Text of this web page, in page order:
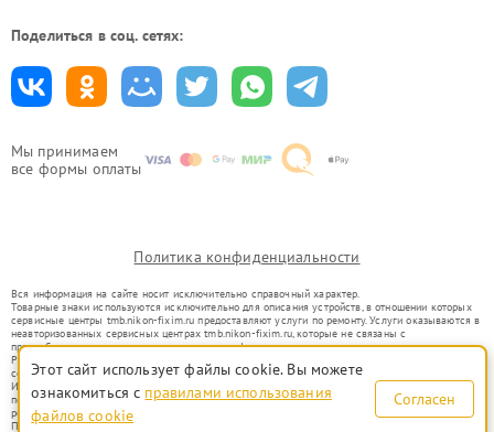
Мы принимаем
все формы оплаты
Поделиться в соц. сетях:
Политика конфиденциальности
Вся информация на сайте носит исключительно справочный характер.
Товарные знаки используются исключительно для описания устройств, в отношении которых
сервисные центры tmb.nikon-fixim.ru предоставляют услуги по ремонту. Услуги оказываются в
неавторизованных сервисных центрах tmb.nikon-fixim.ru, которые не связаны с
правообладателями товарных знаков или их официальными представителями.
Ремонт осуществляется для устройств, уже введенных в гражданский оборот в соответствии
со статьей 1487 ГК РФ.
Использование товарных знаков не преследует цели индивидуализации услуг или введения
потребителей в заблуждение, а служит для информирования о предоставляемых услугах по
ремонту техники указанных брендов.
Представленная на сайте информация не является публичной офертой, определяемой
Этот сайт использует файлы cookie. Вы можете
ознакомиться с правилами использования
файлов cookie
Согласен